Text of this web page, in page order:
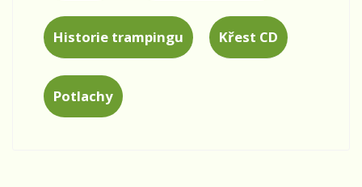
Historie trampingu Křest CD
Potlachy